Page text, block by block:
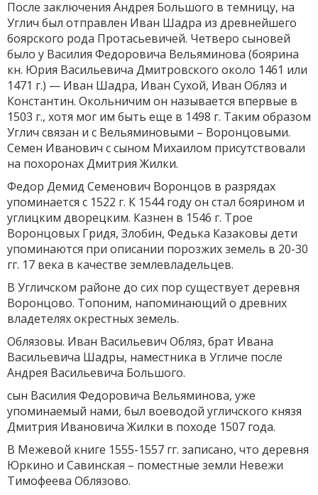
После заключения Андрея Большого в темницу, на
Углич был отправлен Иван Шадра из древнейшего
боярского рода Протасьевичей. Четверо сыновей
было у Василия Федоровича Вельяминова (боярина
кн. Юрия Васильевича Дмитровского около 1461 или
1471 г.) — Иван Шадра, Иван Сухой, Иван Обляз и
Константин. Окольничим он называется впервые в
1503 г., хотя мог им быть еще в 1498 г. Таким образом
Углич связан и с Вельяминовыми – Воронцовыми.
Семен Иванович с сыном Михаилом присутствовали
на похоронах Дмитрия Жилки.
Федор Демид Семенович Воронцов в разрядах
упоминается с 1522 г. К 1544 году он стал боярином и
углицким дворецким. Казнен в 1546 г. Трое
Воронцовых Гридя, Злобин, Федька Казаковы дети
упоминаются при описании порозжих земель в 20-30
гг. 17 века в качестве землевладельцев.
В Угличском районе до сих пор существует деревня
Воронцово. Топоним, напоминающий о древних
владетелях окрестных земель.
Облязовы. Иван Васильевич Обляз, брат Ивана
Васильевича Шадры, наместника в Угличе после
Андрея Васильевича Большого.
сын Василия Федоровича Вельяминова, уже
упоминаемый нами, был воеводой угличского князя
Дмитрия Ивановича Жилки в походе 1507 года.
В Межевой книге 1555-1557 гг. записано, что деревня
Юркино и Савинская – поместные земли Невежи
Тимофеева Облязово.